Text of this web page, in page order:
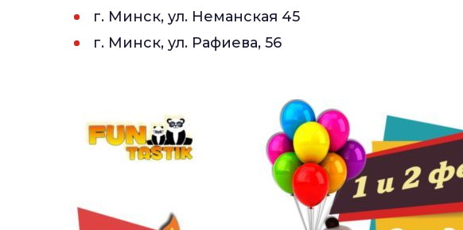
г. Минск, ул. Неманская 45
г. Минск, ул. Рафиева, 56